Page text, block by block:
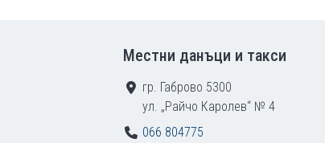
Местни данъци и такси
гр. Габрово 5300
ул. „Райчо Каролев“ № 4
066 804775